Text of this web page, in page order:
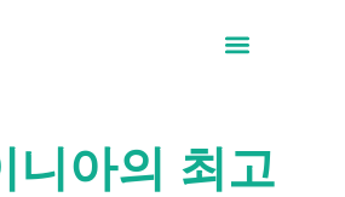
니아의 최고